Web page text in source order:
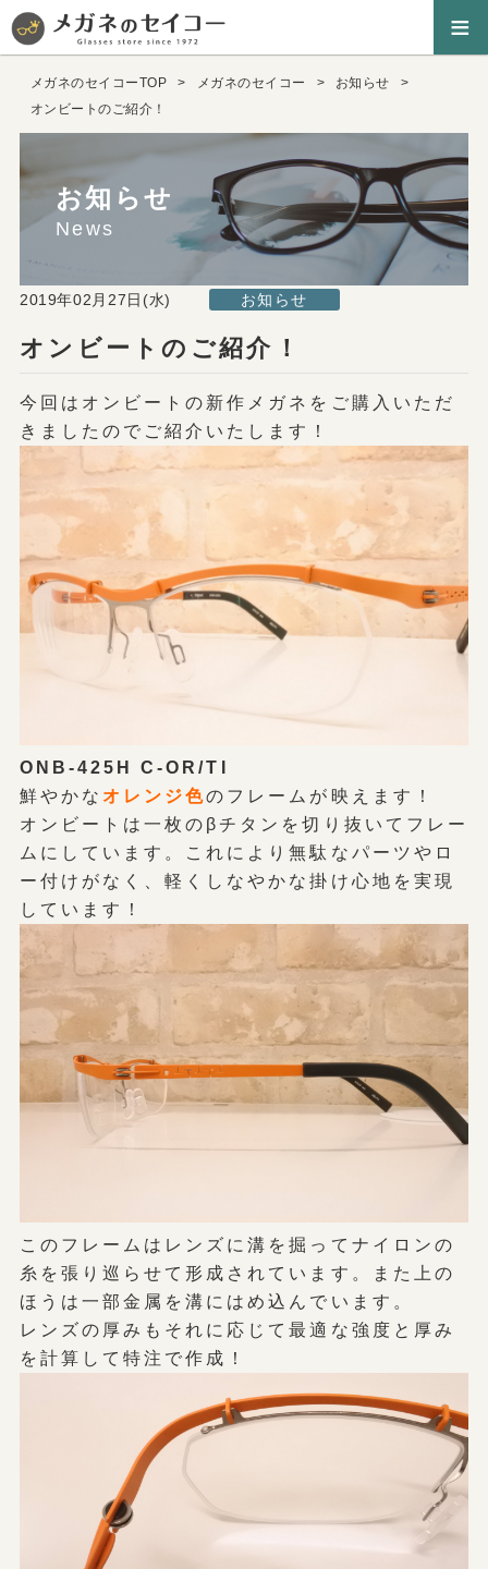
≡
メガネのセイコーTOP メガネのセイコー
お知らせ
オンビートのご紹介！
お知らせ
News
オンビートのご紹介！
2019年02月27日(水) お知らせ
今回はオンビートの新作メガネをご購入いただ
きましたのでご紹介いたします！
ONB-425H C-OR/TI
鮮やかな オレンジ色のフレームが映えます！
オンビートは一枚のβチタンを切り抜いてフレー
ムにしています。これにより無駄なパーツやロ
ー付けがなく、軽くしなやかな掛け心地を実現
しています！
このフレームはレンズに溝を掘ってナイロンの
糸を張り巡らせて形成されています。また上の
ほうは一部金属を溝にはめ込んでいます。
レンズの厚みもそれに応じて最適な強度と厚み
を計算して特注で作成！